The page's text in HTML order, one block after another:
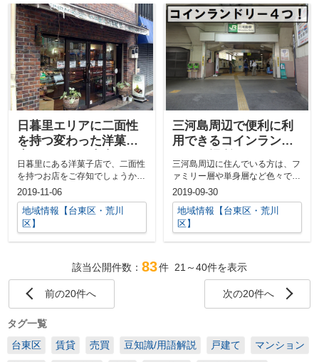
日暮里エリアに二面性
を持つ変わった洋菓子
日暮里にある洋菓子店で、二面性
を持つお店をご存知でしょうか？
表は普通の洋菓子店なのに、裏口
から...
2019-11-06
地域情報【台東区・荒川
区】
三河島周辺で便利に利
用できるコインランド
三河島周辺に住んでいる方は、フ
ァミリー層や単身層など色々です
が、生活の中でコインランドリー
を利...
2019-09-30
地域情報【台東区・荒川
区】
該当公開件数： 83件 21～40件を表示
前の20件へ 次の20件へ
タグ一覧
台東区
賃貸 売買 豆知識/用語解説 戸建て マンション